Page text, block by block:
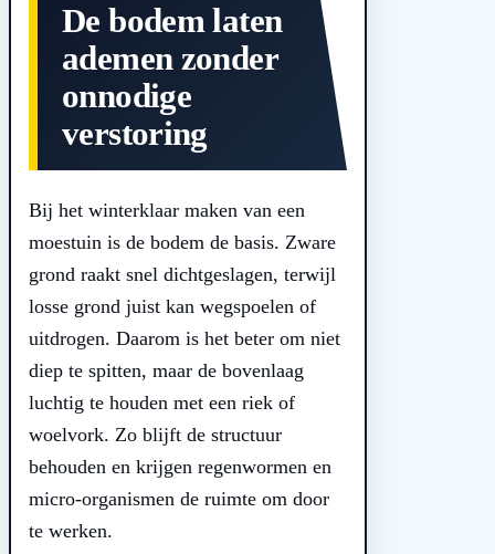
De bodem laten
ademen zonder
onnodige
verstoring
Bij het winterklaar maken van een
moestuin is de bodem de basis. Zware
grond raakt snel dichtgeslagen, terwijl
losse grond juist kan wegspoelen of
uitdrogen. Daarom is het beter om niet
diep te spitten, maar de bovenlaag
luchtig te houden met een riek of
woelvork. Zo blijft de structuur
behouden en krijgen regenwormen en
micro-organismen de ruimte om door
te werken.